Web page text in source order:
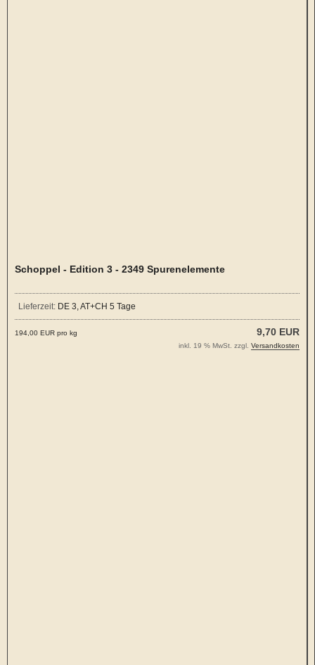
Schoppel - Edition 3 - 2349 Spurenelemente
Lieferzeit: DE 3, AT+CH 5 Tage
9,70 EUR
194,00 EUR pro kg
inkl. 19 % MwSt. zzgl. Versandkosten